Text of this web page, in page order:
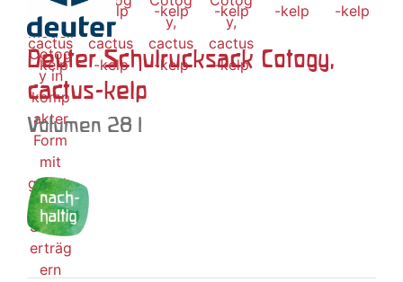
Deuter Schulrucksack Cotogy,
cactus-kelp
Volumen 28 l